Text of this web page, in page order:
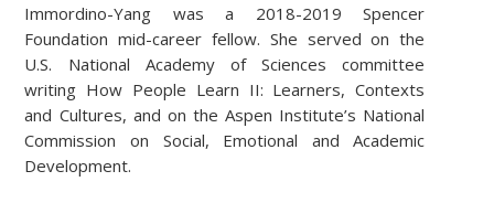
Immordino-Yang was a 2018-2019 Spencer
Foundation mid-career fellow. She served on the
U.S. National Academy of Sciences committee
writing How People Learn II: Learners, Contexts
and Cultures, and on the Aspen Institute’s National
Commission on Social, Emotional and Academic
Development.